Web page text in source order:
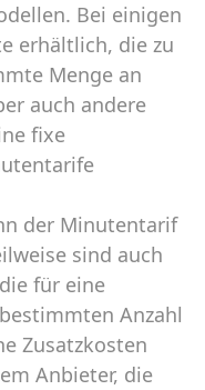
Bei einigen
erhältlich, die zu
Menge an
auch andere
fixe
der Minutentarif
sind auch
für eine
Anzahl
Zusatzkosten
Anbieter, die